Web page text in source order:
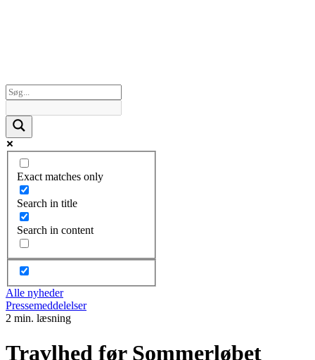
Exact matches only
Search in title
Search in content
Alle nyheder
Pressemeddelelser
2 min. læsning
Travlhed før Sommerløbet